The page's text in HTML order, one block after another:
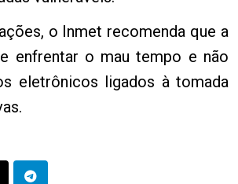
o Inmet recomenda que a
enfrentar o mau tempo e não
eletrônicos ligados à tomada